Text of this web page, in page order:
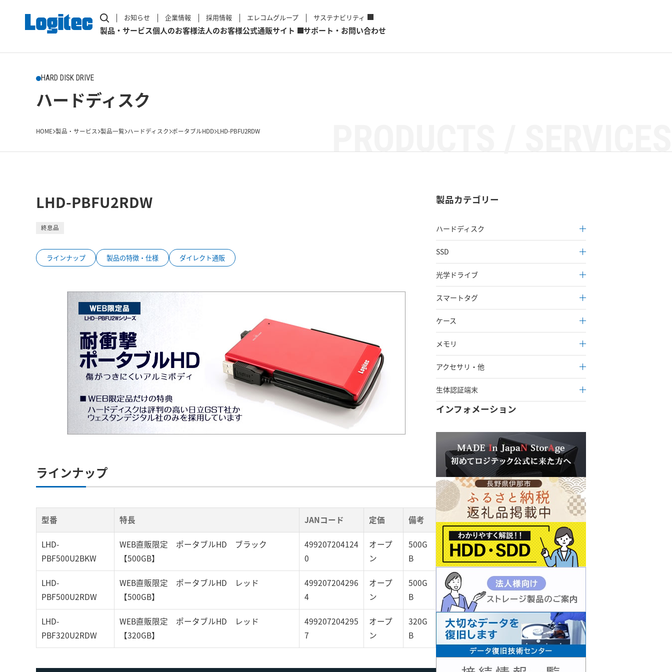
お知らせ 企業情報 採用情報 エレコムグループ サステナビリティ
製品・サービス個人のお客様法人のお客様公式通販サイト サポート・お問い合わせ
HARD DISK DRIVE
ハードディスク
HOME 製品・サービス 製品一覧 ハードディスク ポータブルHDD LHD-PBFU2RDW
LHD-PBFU2RDW
終息品
ラインナップ 製品の特徴・仕様 ダイレクト通販
ラインナップ
型番 特長 JANコード 定価 備考
LHD-
PBF500U2BKW
WEB直販限定 ポータブルHD ブラック
【500GB】
499207204124
0
オープ
ン
500G
B
LHD-
PBF500U2RDW
WEB直販限定 ポータブルHD レッド
【500GB】
499207204296
4
オープ
ン
500G
B
LHD-
PBF320U2RDW
WEB直販限定 ポータブルHD レッド
【320GB】
499207204295
7
オープ
ン
320G
B
製品カテゴリー
ハードディスク
SSD
光学ドライブ
スマートタグ
ケース
メモリ
アクセサリ・他
生体認証端末
インフォメーション